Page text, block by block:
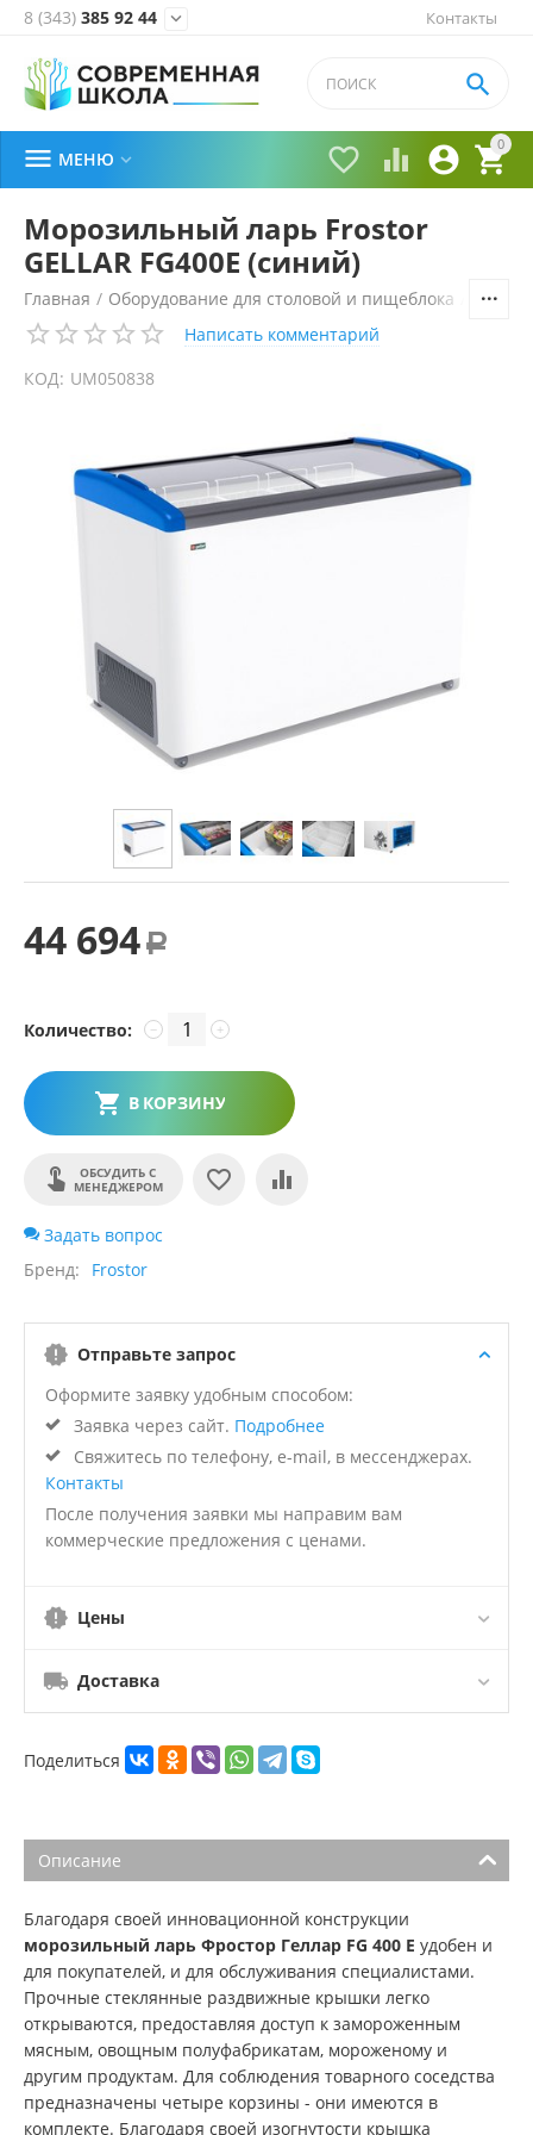
Контакты
8 (343) 385 92 44 
0


 

 МЕНЮ 
Морозильный ларь Frostor
GELLAR FG400E (синий)
Главная / Оборудование для столовой и пищеблока
Написать комментарий
КОД: UM050838
44 694 Р
Количество: +
−
В КОРЗИНУ
ОБСУДИТЬ С
МЕНЕДЖЕРОМ
Задать вопрос
Бренд
Frostor
Отправьте запрос
Оформите заявку удобным способом:
Заявка через сайт. Подробнее
Свяжитесь по телефону, e-mail, в мессенджерах.
Контакты
После получения заявки мы направим вам
коммерческие предложения с ценами.
Цены
Доставка
Поделиться
Описание
Благодаря своей инновационной конструкции
морозильный ларь Фростор Геллар FG 400 E удобен и
для покупателей, и для обслуживания специалистами.
Прочные стеклянные раздвижные крышки легко
открываются, предоставляя доступ к замороженным
мясным, овощным полуфабрикатам, мороженому и
другим продуктам. Для соблюдения товарного соседства
предназначены четыре корзины - они имеются в
комплекте. Благодаря своей изогнутости крышка